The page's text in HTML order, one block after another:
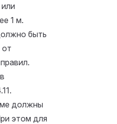
1 м.
быть
должны
этом для